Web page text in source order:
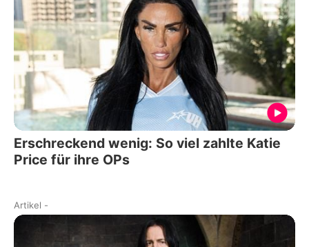
Erschreckend wenig: So viel zahlte Katie
Price für ihre OPs
Artikel -